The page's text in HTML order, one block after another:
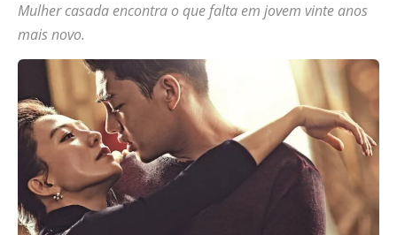
Mulher casada encontra o que falta em jovem vinte anos
mais novo.